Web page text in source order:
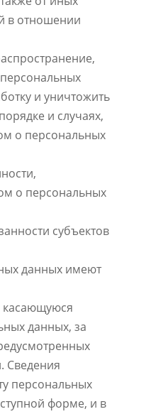
в отношении
и уничтожить
и случаях,
о персональных
о персональных
субъектов
данных имеют
данных, за
Сведения
персональных
форме, и в